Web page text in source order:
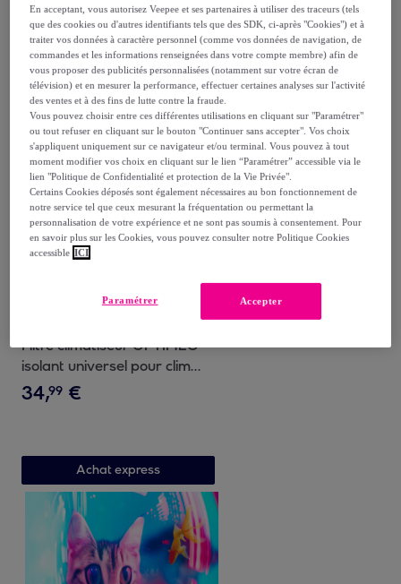
Un aperçu de notre collection
Catégorie Trier par
Filtre climatiseur OPTIMEO
isolant universel pour clim
MAN-ISO
34,99 €
Achat express
En acceptant, vous autorisez Veepee et ses partenaires à utiliser des traceurs (tels
que des cookies ou d'autres identifiants tels que des SDK, ci-après "Cookies") et à
traiter vos données à caractère personnel (comme vos données de navigation, de
commandes et les informations renseignées dans votre compte membre) afin de
vous proposer des publicités personnalisées (notamment sur votre écran de
télévision) et en mesurer la performance, effectuer certaines analyses sur l'activité
des ventes et à des fins de lutte contre la fraude.
Vous pouvez choisir entre ces différentes utilisations en cliquant sur "Paramétrer"
ou tout refuser en cliquant sur le bouton "Continuer sans accepter". Vos choix
s'appliquent uniquement sur ce navigateur et/ou terminal. Vous pouvez à tout
moment modifier vos choix en cliquant sur le lien “Paramétrer” accessible via le
lien "Politique de Confidentialité et protection de la Vie Privée".
Certains Cookies déposés sont également nécessaires au bon fonctionnement de
notre service tel que ceux mesurant la fréquentation ou permettant la
personnalisation de votre expérience et ne sont pas soumis à consentement. Pour
en savoir plus sur les Cookies, vous pouvez consulter notre Politique Cookies
accessible ICI
Accepter
Paramétrer